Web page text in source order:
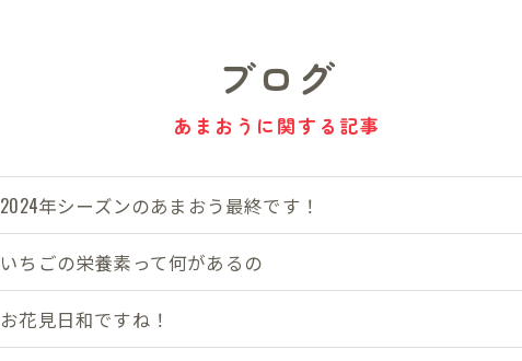
ブログ
あまおうに関する記事
2024年シーズンのあまおう最終です！
いちごの栄養素って何があるの
お花見日和ですね！